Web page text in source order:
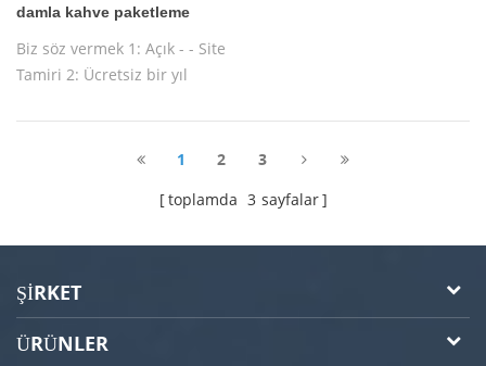
damla kahve paketleme
Biz söz vermek 1: Açık - - Site
Tamiri 2: Ücretsiz bir yıl
Makinası 4: Ücretsiz işletim
1 2
3
toplamda 3 sayfalar
ŞIRKET
ÜRÜNLER